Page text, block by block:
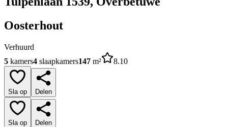
Oosterhout
Verhuurd
5 kamers4 slaapkamers147 m² 8.10
Sla op Delen
Sla op Delen